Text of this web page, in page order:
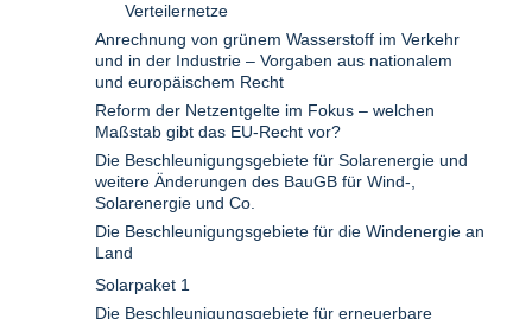
Verteilernetze
Anrechnung von grünem Wasserstoff im Verkehr
und in der Industrie – Vorgaben aus nationalem
und europäischem Recht
Reform der Netzentgelte im Fokus – welchen
Maßstab gibt das EU-Recht vor?
Die Beschleunigungsgebiete für Solarenergie und
weitere Änderungen des BauGB für Wind-,
Solarenergie und Co.
Die Beschleunigungsgebiete für die Windenergie an
Land
Solarpaket 1
Die Beschleunigungsgebiete für erneuerbare